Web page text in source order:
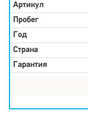
Артикул
Пробег
Год
Страна
Гарантия